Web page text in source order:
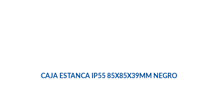
CAJA ESTANCA IP55 85X85X39MM NEGRO